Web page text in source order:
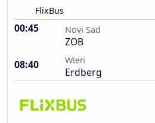
FlixBus
00:45 Novi Sad
ZOB
08:40
Wien
Erdberg